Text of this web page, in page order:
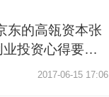
东的高瓴资本张
投资心得要送
2017-06-15 17:06